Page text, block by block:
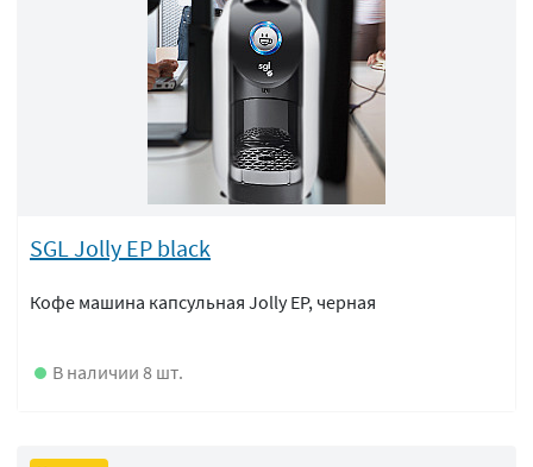
SGL Jolly EP black
Кофе машина капсульная Jolly EP, черная
В наличии 8 шт.